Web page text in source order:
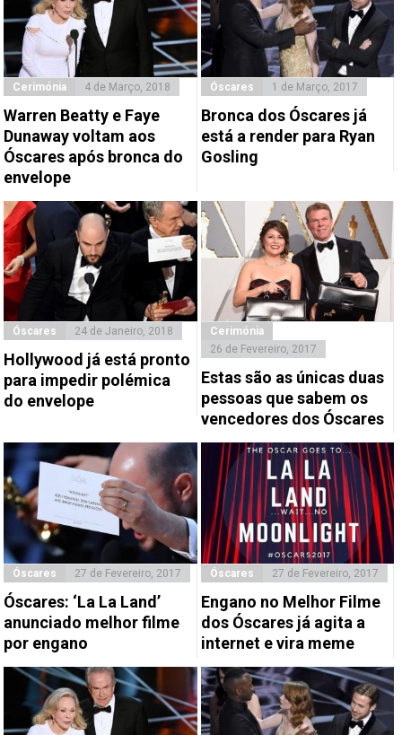
Cerimónia 4 de Março, 2018
Warren Beatty e Faye
Dunaway voltam aos
Óscares após bronca do
envelope
Óscares 1 de Março, 2017
Bronca dos Óscares já
está a render para Ryan
Gosling
Óscares 24 de Janeiro, 2018
Hollywood já está pronto
para impedir polémica
do envelope
Cerimónia
26 de Fevereiro, 2017
Estas são as únicas duas
pessoas que sabem os
vencedores dos Óscares
Óscares 27 de Fevereiro, 2017
Óscares: ‘La La Land’
anunciado melhor filme
por engano
Óscares 27 de Fevereiro, 2017
Engano no Melhor Filme
dos Óscares já agita a
internet e vira meme